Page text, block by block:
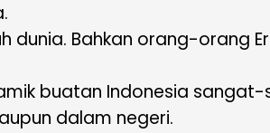
Bahkan orang-orang
buatan Indonesia
dalam negeri.